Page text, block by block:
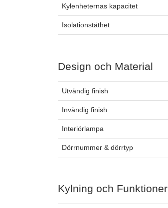
Kylenheternas kapacitet
Isolationstäthet
Design och Material
Utvändig finish
Invändig finish
Interiörlampa
Dörrnummer & dörrtyp
Kylning och Funktioner